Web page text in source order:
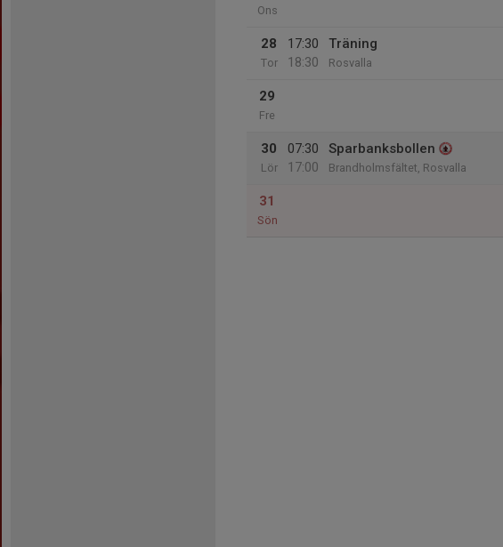
Ons
28
Tor
17:30
18:30
Träning
Rosvalla
29
Fre
30
Lör
07:30
17:00
Sparbanksbollen
Brandholmsfältet, Rosvalla
31
Sön